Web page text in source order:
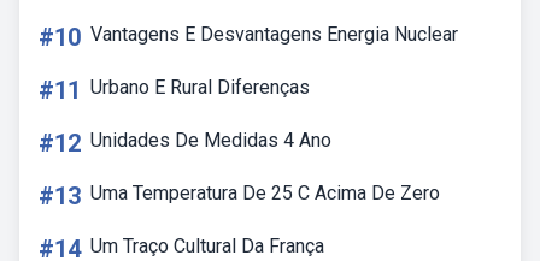
#10 Vantagens E Desvantagens Energia Nuclear
#11 Urbano E Rural Diferenças
#12 Unidades De Medidas 4 Ano
#13 Uma Temperatura De 25 C Acima De Zero
#14 Um Traço Cultural Da França